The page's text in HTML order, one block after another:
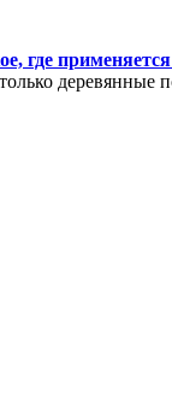
где
деревянные